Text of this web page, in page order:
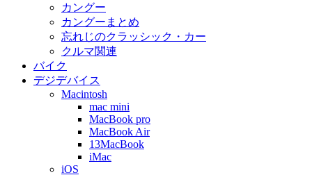
カングー
カングーまとめ
忘れじのクラッシック・カー
クルマ関連
バイク
デジデバイス
Macintosh
mac mini
MacBook pro
MacBook Air
13MacBook
iMac
iOS